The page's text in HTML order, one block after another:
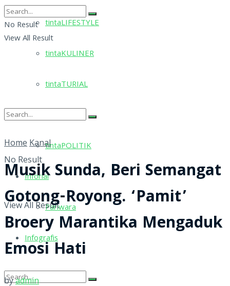
tintaLIFESTYLE
tintaKULINER
tintaTURIAL
tintaPOLITIK
Inforial
Pariwara
Infografis
No Result
View All Result
No Result
View All Result
Home Kanal
Musik Sunda, Beri Semangat
Gotong-Royong. ‘Pamit’
Broery Marantika Mengaduk
Emosi Hati
byadmin